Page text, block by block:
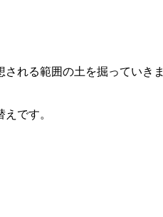
れる範囲の土を掘っていきま
です。